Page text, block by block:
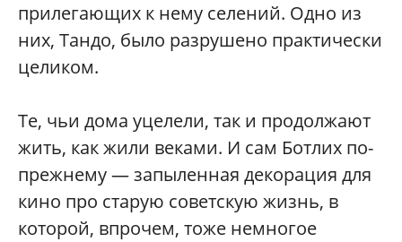
прилегающих к нему селений. Одно из
них, Тандо, было разрушено практически
целиком.
Те, чьи дома уцелели, так и продолжают
жить, как жили веками. И сам Ботлих по-
прежнему — запыленная декорация для
кино про старую советскую жизнь, в
которой, впрочем, тоже немногое